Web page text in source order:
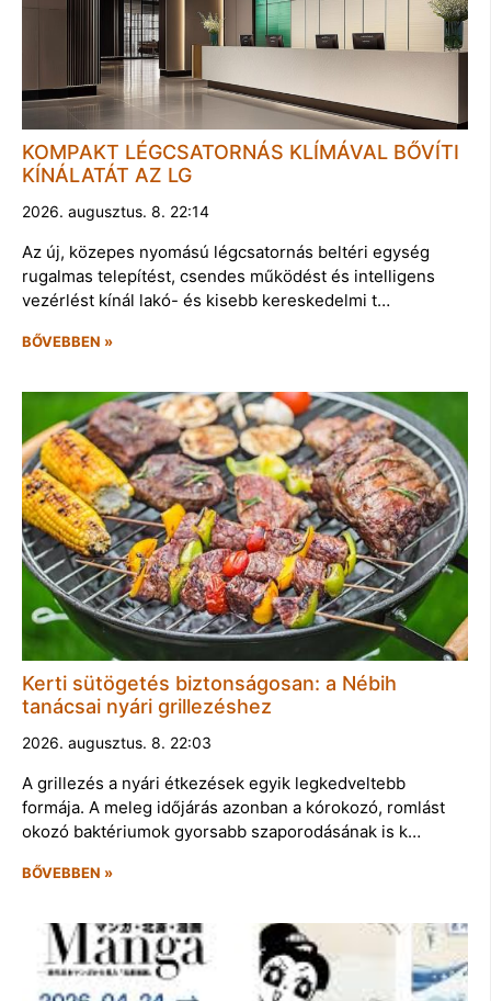
KOMPAKT LÉGCSATORNÁS KLÍMÁVAL BŐVÍTI
KÍNÁLATÁT AZ LG
2026. augusztus. 8. 22:14
Az új, közepes nyomású légcsatornás beltéri egység
rugalmas telepítést, csendes működést és intelligens
vezérlést kínál lakó- és kisebb kereskedelmi t…
BŐVEBBEN »
Kerti sütögetés biztonságosan: a Nébih
tanácsai nyári grillezéshez
2026. augusztus. 8. 22:03
A grillezés a nyári étkezések egyik legkedveltebb
formája. A meleg időjárás azonban a kórokozó, romlást
okozó baktériumok gyorsabb szaporodásának is k…
BŐVEBBEN »